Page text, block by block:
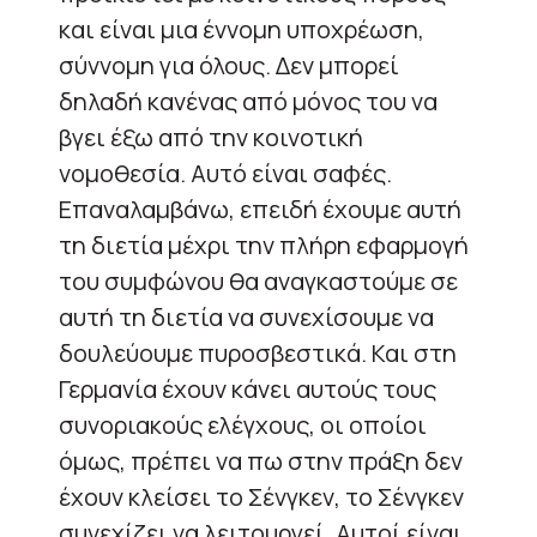
και είναι μια έννομη υποχρέωση,
σύννομη για όλους. Δεν μπορεί
δηλαδή κανένας από μόνος του να
βγει έξω από την κοινοτική
νομοθεσία. Αυτό είναι σαφές.
Επαναλαμβάνω, επειδή έχουμε αυτή
τη διετία μέχρι την πλήρη εφαρμογή
του συμφώνου θα αναγκαστούμε σε
αυτή τη διετία να συνεχίσουμε να
δουλεύουμε πυροσβεστικά. Και στη
Γερμανία έχουν κάνει αυτούς τους
συνοριακούς ελέγχους, οι οποίοι
όμως, πρέπει να πω στην πράξη δεν
έχουν κλείσει το Σένγκεν, το Σένγκεν